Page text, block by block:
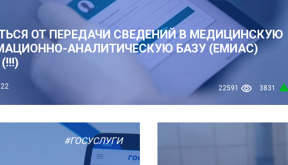
ОТ ПЕРЕДАЧИ СВЕДЕНИЙ В МЕДИЦИНСКУЮ
АНАЛИТИЧЕСКУЮ БАЗУ (ЕМИАС)
22591 3831
#ГОСУСЛУГИ